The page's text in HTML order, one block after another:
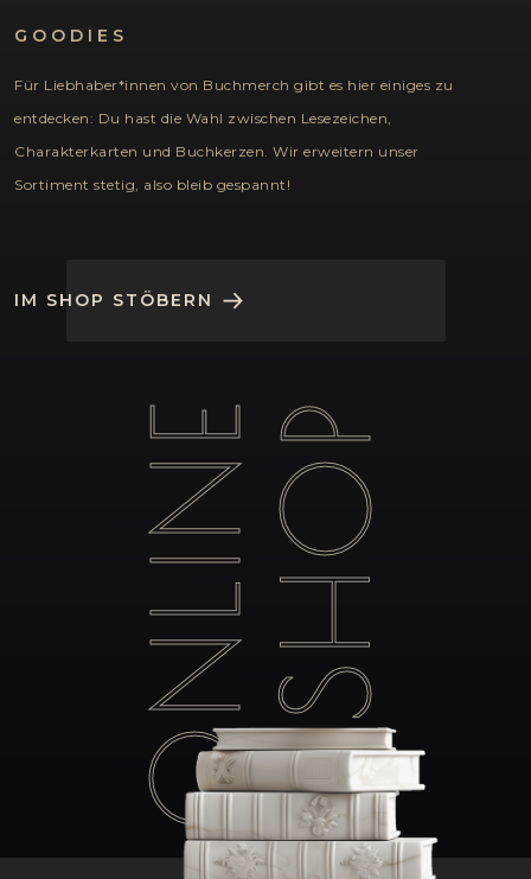
ONLINESHOP
GOODIES
Für Liebhaber*innen von Buchmerch gibt es hier einiges zu
entdecken: Du hast die Wahl zwischen Lesezeichen,
Charakterkarten und Buchkerzen. Wir erweitern unser
Sortiment stetig, also bleib gespannt!
IM SHOP STÖBERN